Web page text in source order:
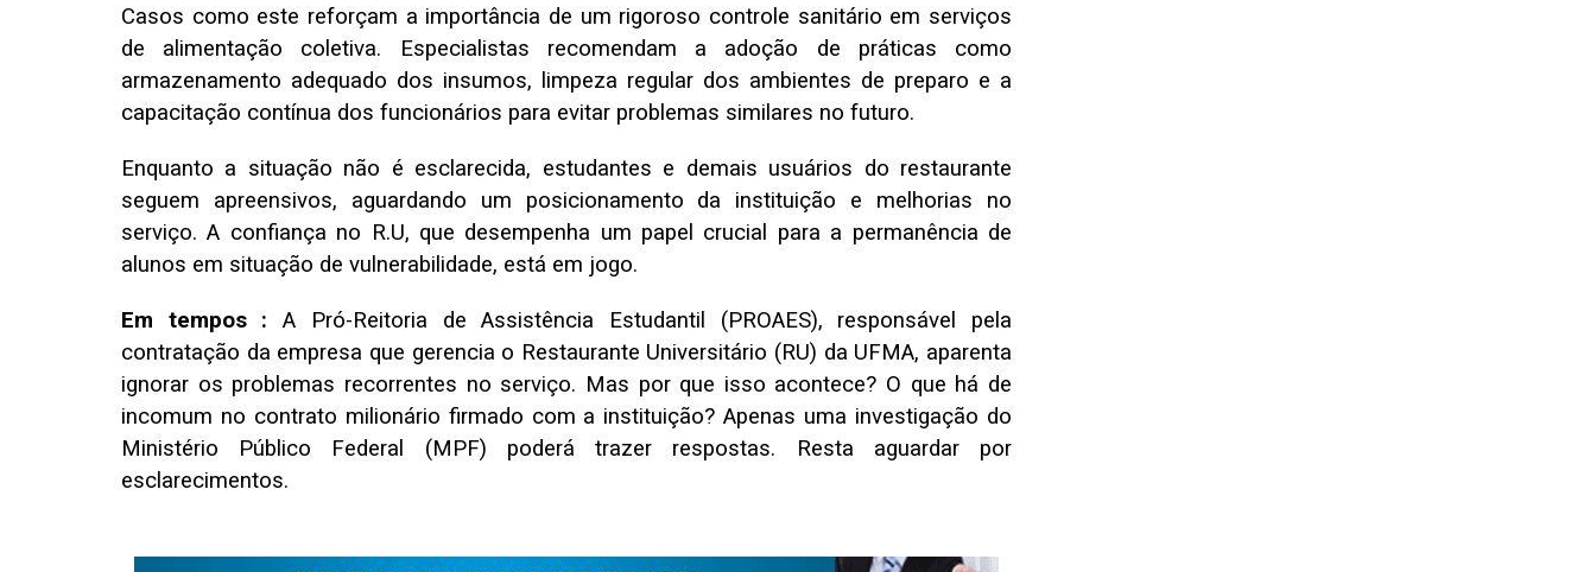
Casos como este reforçam a importância de um rigoroso controle sanitário em serviços
de alimentação coletiva. Especialistas recomendam a adoção de práticas como
armazenamento adequado dos insumos, limpeza regular dos ambientes de preparo e a
capacitação contínua dos funcionários para evitar problemas similares no futuro.
Enquanto a situação não é esclarecida, estudantes e demais usuários do restaurante
seguem apreensivos, aguardando um posicionamento da instituição e melhorias no
serviço. A confiança no R.U, que desempenha um papel crucial para a permanência de
alunos em situação de vulnerabilidade, está em jogo.
Em tempos : A Pró-Reitoria de Assistência Estudantil (PROAES), responsável pela
contratação da empresa que gerencia o Restaurante Universitário (RU) da UFMA, aparenta
ignorar os problemas recorrentes no serviço. Mas por que isso acontece? O que há de
incomum no contrato milionário firmado com a instituição? Apenas uma investigação do
Ministério Público Federal (MPF) poderá trazer respostas. Resta aguardar por
esclarecimentos.